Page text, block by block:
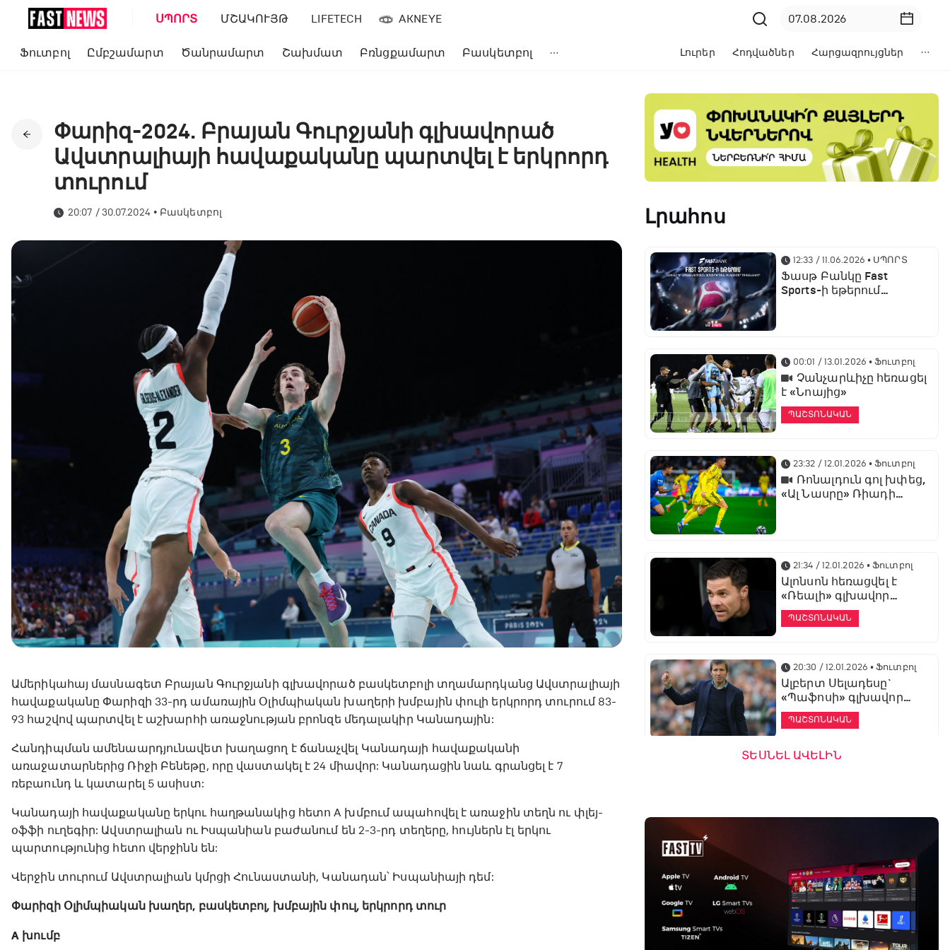
ՍՊՈՐՏ ՄՇԱԿՈՒՅԹ LIFETECH AKNEYE
Ֆուտբոլ Ըմբշամարտ Ծանրամարտ Շախմատ Բռնցքամարտ Բասկետբոլ Լուրեր Հոդվածներ Հարցազրույցներ
Փարիզ-2024. Բրայան Գուրջյանի գլխավորած
Ավստրալիայի հավաքականը պարտվել է երկրորդ
տուրում
20:07 / 30.07.2024 • Բասկետբոլ
Ամերիկահայ մասնագետ Բրայան Գուրջյանի գլխավորած բասկետբոլի տղամարդկանց Ավստրալիայի
հավաքականը Փարիզի 33-րդ ամառային Օլիմպիական խաղերի խմբային փուլի երկրորդ տուրում 83-
93 հաշվով պարտվել է աշխարհի առաջնության բրոնզե մեդալակիր Կանադային:
Հանդիպման ամենաարդյունավետ խաղացող է ճանաչվել Կանադայի հավաքականի
առաջատարներից Ռիջի Բենեթը, որը վաստակել է 24 միավոր: Կանադացին նաև գրանցել է 7
ռեբաունդ և կատարել 5 ասիստ:
Կանադայի հավաքականը երկու հաղթանակից հետո A խմբում ապահովել է առաջին տեղն ու փլեյ-
օֆֆի ուղեգիր: Ավստրալիան ու Իսպանիան բաժանում են 2-3-րդ տեղերը, հույներն էլ երկու
պարտությունից հետո վերջինն են:
Վերջին տուրում Ավստրալիան կմրցի Հունաստանի, Կանադան՝ Իսպանիայի դեմ:
Փարիզի Օլիմպիական խաղեր, բասկետբոլ, խմբային փուլ, երկրորդ տուր
A խումբ
Լրահոս
12:33 / 11.06.2026 • ՍՊՈՐՏ
Ֆասթ Բանկը Fast
Sports-ի եթերում
00:01 / 13.01.2026 • Ֆուտբոլ
Չանչարևիչը հեռացել
է «Նոայից»
ՊԱՇՏՈՆԱԿԱՆ
23:32 / 12.01.2026 • Ֆուտբոլ
Ռոնալդուն գոլ խփեց,
«Ալ Նասրը» Ռիադի
21:34 / 12.01.2026 • Ֆուտբոլ
Ալոնսոն հեռացվել է
«Ռեալի» գլխավոր
մարզչի պաշտոնից
ՊԱՇՏՈՆԱԿԱՆ
20:30 / 12.01.2026 • Ֆուտբոլ
Ալբերտ Սելադեսը`
«Պաֆոսի» գլխավոր
մարզիչ
ՊԱՇՏՈՆԱԿԱՆ
13:51 / 12.01.2026• Ֆուտբոլ
Բալոտելին
կարեիրան կշարունակի
ԱՄԷ-ի երկրորդ լիգայում
ՊԱՇՏՈՆԱԿԱՆ
ՏԵՍՆԵԼ ԱՎԵԼԻՆ